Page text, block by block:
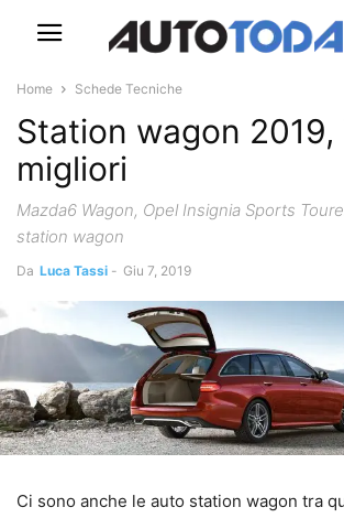
Home Schede Tecniche
Station wagon 2019,
migliori
Mazda6 Wagon, Opel Insignia Sports
station wagon
Da Luca Tassi - Giu 7, 2019
Ci sono anche le auto station wagon tra